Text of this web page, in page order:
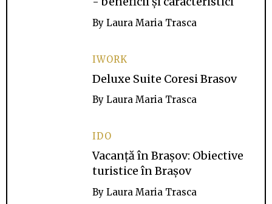
By Laura Maria Trasca
IWORK
Deluxe Suite Coresi Brasov
By Laura Maria Trasca
IDO
Vacanță în Brașov: Obiective
turistice în Brașov
By Laura Maria Trasca